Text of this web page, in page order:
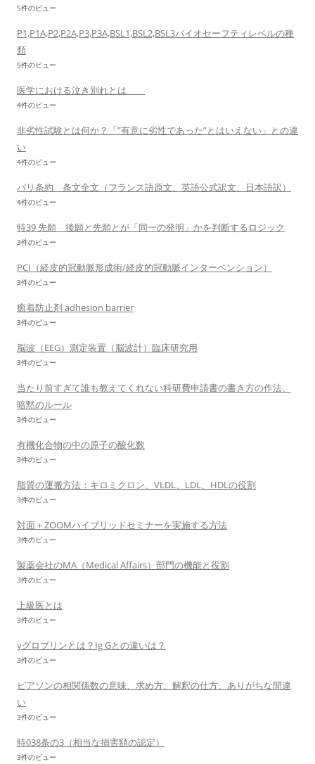
5件のビュー
P1,P1A,P2,P2A,P3,P3A,BSL1,BSL2,BSL3バイオセーフティレベルの種
類
5件のビュー
医学における泣き別れとは
4件のビュー
非劣性試験とは何か？「”有意に劣性であった”とはいえない」との違
い
4件のビュー
パリ条約 条文全文（フランス語原文、英語公式訳文、日本語訳）
4件のビュー
特39 先願 後願と先願とが「同一の発明」かを判断するロジック
3件のビュー
PCI（経皮的冠動脈形成術/経皮的冠動脈インターベンション）
3件のビュー
癒着防止剤 adhesion barrier
3件のビュー
脳波（EEG）測定装置（脳波計）臨床研究用
3件のビュー
当たり前すぎて誰も教えてくれない科研費申請書の書き方の作法、
暗黙のルール
3件のビュー
有機化合物の中の原子の酸化数
3件のビュー
脂質の運搬方法：キロミクロン、VLDL、LDL、HDLの役割
3件のビュー
対面＋ZOOMハイブリッドセミナーを実施する方法
3件のビュー
製薬会社のMA（Medical Affairs）部門の機能と役割
3件のビュー
上級医とは
3件のビュー
γグロブリンとは？Ig Gとの違いは？
3件のビュー
ピアソンの相関係数の意味、求め方、解釈の仕方、ありがちな間違
い
3件のビュー
特038条の3（相当な損害額の認定）
3件のビュー